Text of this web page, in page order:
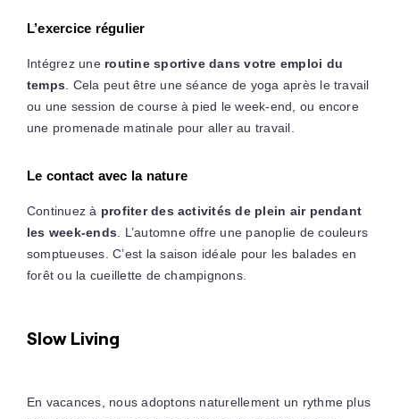
L’exercice régulier
Intégrez une routine sportive dans votre emploi du
temps . Cela peut être une séance de yoga après le travail
ou une session de course à pied le week-end, ou encore
une promenade matinale pour aller au travail.
Le contact avec la nature
Continuez à profiter des activités de plein air pendant
les week-ends . L’automne offre une panoplie de couleurs
somptueuses. C’est la saison idéale pour les balades en
forêt ou la cueillette de champignons.
Slow Living
En vacances, nous adoptons naturellement un rythme plus